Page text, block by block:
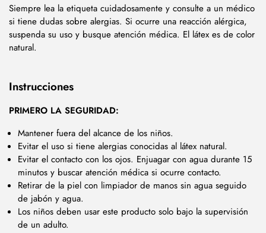
Siempre lea la etiqueta cuidadosamente y consulte a un médico
si tiene dudas sobre alergias. Si ocurre una reacción alérgica,
suspenda su uso y busque atención médica. El látex es de color
natural.
Instrucciones
PRIMERO LA SEGURIDAD:
Mantener fuera del alcance de los niños.
Evitar el uso si tiene alergias conocidas al látex natural.
Evitar el contacto con los ojos. Enjuagar con agua durante 15
minutos y buscar atención médica si ocurre contacto.
Retirar de la piel con limpiador de manos sin agua seguido
de jabón y agua.
Los niños deben usar este producto solo bajo la supervisión
de un adulto.